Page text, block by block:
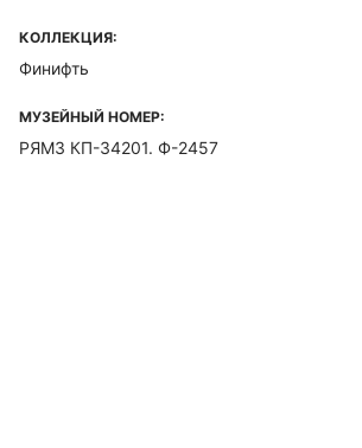
КОЛЛЕКЦИЯ:
Финифть
МУЗЕЙНЫЙ НОМЕР:
РЯМЗ КП-34201. Ф-2457